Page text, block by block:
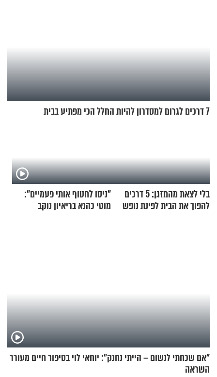
7 דרכים לגרום למסדרון להיות החלל הכי מפתיע בבית
בלי לצאת מהמזגן: 5 דרכים
להפוך את הבית לפינת נופש
"ניסו לחטוף אותי פעמיים":
מוטי כהנא בריאיון נוקב
"אם שכחתי לנשום – הייתי נחנק": יוחאי לוי בסיפור חיים מעורר
השראה